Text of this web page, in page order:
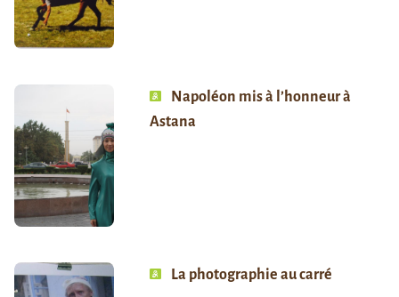
Napoléon mis à l’honneur à
Astana
La photographie au carré